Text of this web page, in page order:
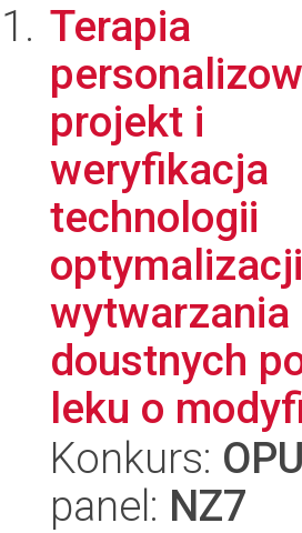
Terapia
projekt i
weryfikacja
technologii
wytwarzania
doustnych
leku o
Konkurs:
panel: NZ7